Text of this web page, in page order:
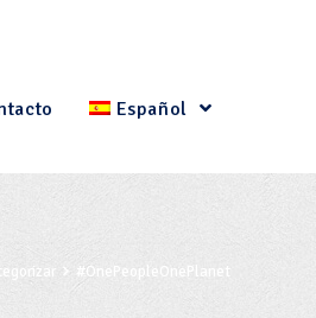
Español
#OnePeopleOnePlanet